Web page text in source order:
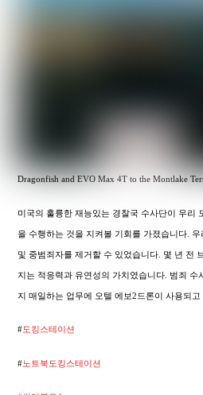
Dragonfish and EVO Max 4T to the Montlake
미국의 훌륭한 재능있는 경찰국 수사단이 우리
을 수행하는 것을 지켜볼 기회를 가졌습니다.
및 중범죄자를 제거할 수 있었습니다. 몇 년 전
지는 적응력과 유연성의 가치였습니다. 범죄
지 매일하는 업무에 오텔 에보2드론이 사용되고
#도킹스테이션
#노트북도킹스테이션